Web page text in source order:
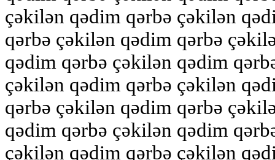
çəkilən qədim qərbə çəkilən
qərbə çəkilən qədim qərbə
qədim qərbə çəkilən qədim
çəkilən qədim qərbə çəkilən
qərbə çəkilən qədim qərbə
qədim qərbə çəkilən qədim
çəkilən qədim qərbə çəkilən